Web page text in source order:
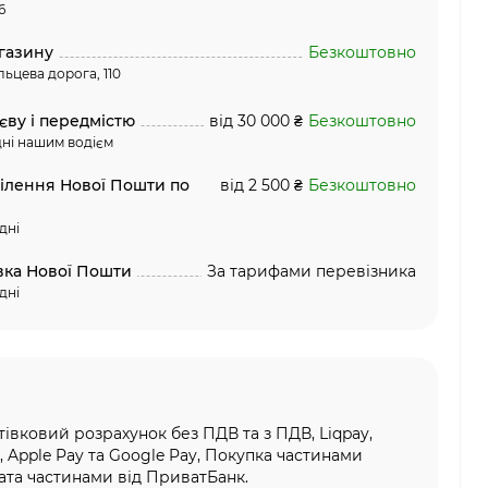
дорога, 110
Безкоштовно
і передмістю
нашим водієм
від 30 000 ₴ Безкоштовно
Нової Пошти по від 2 500 ₴ Безкоштовно
Нової Пошти За тарифами перевізника
розрахунок без ПДВ та з ПДВ, Liqpay,
Apple Pay та Google Pay, Покупка частинами
частинами від ПриватБанк.